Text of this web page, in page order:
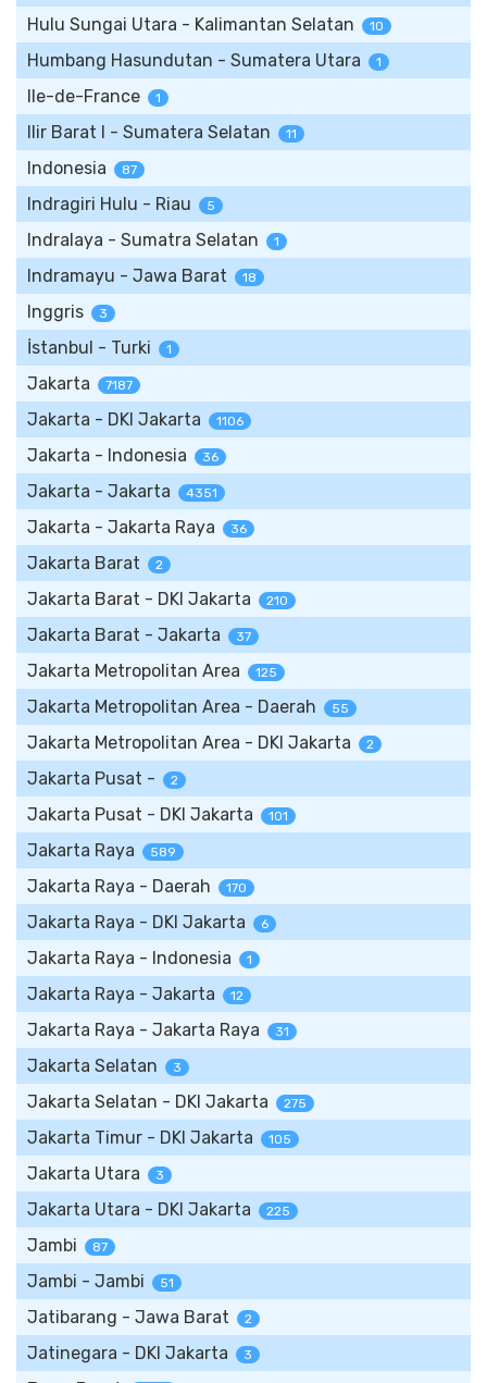
Hulu Sungai Utara - Kalimantan Selatan 10
Humbang Hasundutan - Sumatera Utara 1
Ile-de-France 1
Ilir Barat I - Sumatera Selatan 11
Indonesia 87
Indragiri Hulu - Riau 5
Indralaya - Sumatra Selatan 1
Indramayu - Jawa Barat 18
Inggris 3
İstanbul - Turki 1
Jakarta 7187
Jakarta - DKI Jakarta 1106
Jakarta - Indonesia 36
Jakarta - Jakarta 4351
Jakarta - Jakarta Raya 36
Jakarta Barat 2
Jakarta Barat - DKI Jakarta 210
Jakarta Barat - Jakarta 37
Jakarta Metropolitan Area 125
Jakarta Metropolitan Area - Daerah 55
Jakarta Metropolitan Area - DKI Jakarta 2
Jakarta Pusat - 2
Jakarta Pusat - DKI Jakarta 101
Jakarta Raya 589
Jakarta Raya - Daerah 170
Jakarta Raya - DKI Jakarta 6
Jakarta Raya - Indonesia 1
Jakarta Raya - Jakarta 12
Jakarta Raya - Jakarta Raya 31
Jakarta Selatan 3
Jakarta Selatan - DKI Jakarta 275
Jakarta Timur - DKI Jakarta 105
Jakarta Utara 3
Jakarta Utara - DKI Jakarta 225
Jambi 87
Jambi - Jambi 51
Jatibarang - Jawa Barat 2
Jatinegara - DKI Jakarta 3